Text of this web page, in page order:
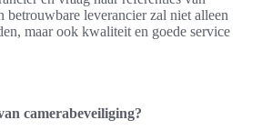
betrouwbare leverancier zal niet alleen
maar ook kwaliteit en goede service
camerabeveiliging?